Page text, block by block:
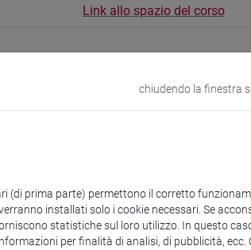
Link allo spazio del corso
chiudendo la finestra
(di prima parte) permettono il corretto
installati solo i cookie necessari. Se
statistiche sul loro utilizzo. In questo
per finalità di analisi, di pubblicità, ecc.